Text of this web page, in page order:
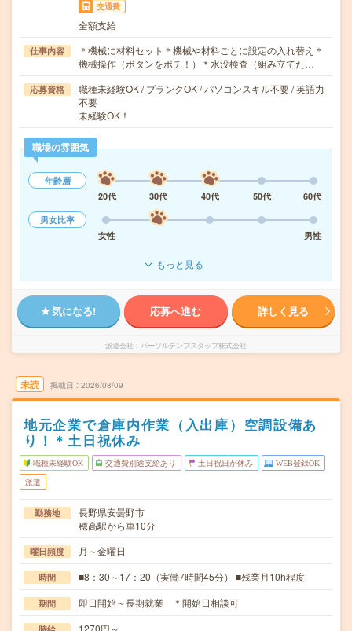
交通費
全額支給
仕事内容
＊機械に材料セット＊機械や材料ごとに設定の入れ替え＊
機械操作（ボタンをポチ！）＊水没検査（組み立てた…
応募資格
職種未経験OK / ブランクOK / パソコンスキル不要 / 英語力
不要
未経験OK！
職場の雰囲気
年齢層
20代
30代 40代 50代
60代
男女比率
女性
男性
もっと見る
気になる! 応募へ進む 詳しく見る
派遣会社 パーソルテンプスタッフ株式会社
未読 掲載日 2026/08/09
地元企業で倉庫内作業（入出庫）空調設備あ
り！＊土日祝休み
職種未経験OK 交通費別途支給あり 土日祝日が休み WEB登録OK
派遣
勤務地
長野県安曇野市
穂高駅から車10分
曜日頻度 月～金曜日
時間 ■8：30～17：20（実働7時間45分） ■残業月10h程度
期間 即日開始～長期就業 ＊開始日相談可
1270円～